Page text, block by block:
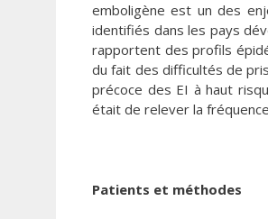
emboligène est un des
identifiés dans les pays
rapportent des profils
du fait des difficultés de
précoce des EI à haut
était de relever la
Patients et méthodes